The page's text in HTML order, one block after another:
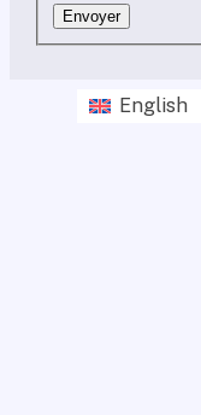
Envoyer
English